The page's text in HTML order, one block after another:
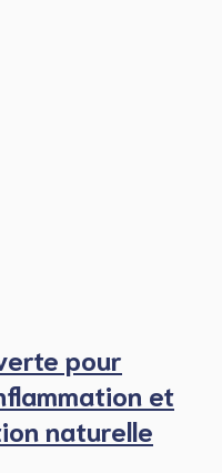
pour
et
naturelle